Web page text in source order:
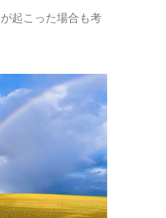
起こった場合も考